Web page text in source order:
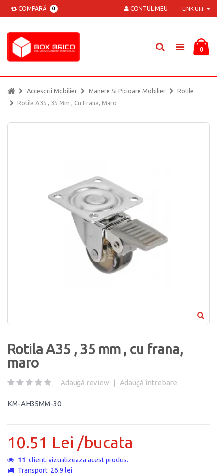
COMPARĂ 0 LINK-URI
CONTUL MEU
0
Accesorii Mobilier Manere Si Picioare Mobilier
Rotile
Rotila A35 , 35 Mm , Cu Frana, Maro
Rotila A35 , 35 mm , cu frana,
maro
Adaugă review | Adaugă întrebare
KM-AH35MM-30
10.51 Lei /bucata
11 clienti vizualizeaza acest produs.
Transport: 26.9 lei